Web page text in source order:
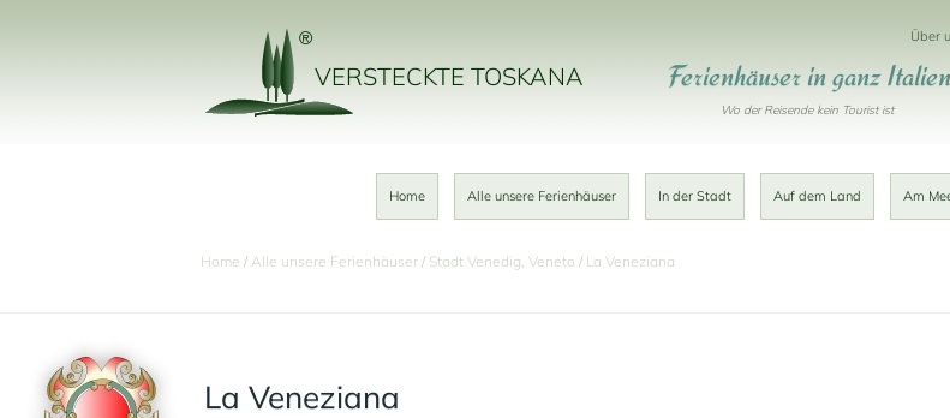
VERSTECKTE TOSKANA
Über
Ferienhäuser in ganz Italien
Wo der Reisende kein Tourist ist
Home Alle unsere Ferienhäuser In der Stadt Auf dem Land Am
Home Alle unsere Ferienhäuser Stadt Venedig, Veneto La Veneziana
La Veneziana